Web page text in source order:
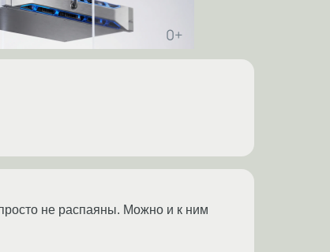
не распаяны. Можно и к ним